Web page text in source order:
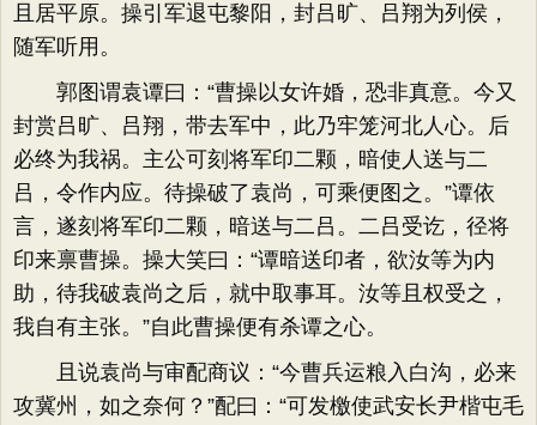
且居平原。操引军退屯黎阳，封吕旷、吕翔为列侯，
随军听用。
郭图谓袁谭曰：“曹操以女许婚，恐非真意。今又
封赏吕旷、吕翔，带去军中，此乃牢笼河北人心。后
必终为我祸。主公可刻将军印二颗，暗使人送与二
吕，令作内应。待操破了袁尚，可乘便图之。”谭依
言，遂刻将军印二颗，暗送与二吕。二吕受讫，径将
印来禀曹操。操大笑曰：“谭暗送印者，欲汝等为内
助，待我破袁尚之后，就中取事耳。汝等且权受之，
我自有主张。”自此曹操便有杀谭之心。
且说袁尚与审配商议：“今曹兵运粮入白沟，必来
攻冀州，如之奈何？”配曰：“可发檄使武安长尹楷屯毛